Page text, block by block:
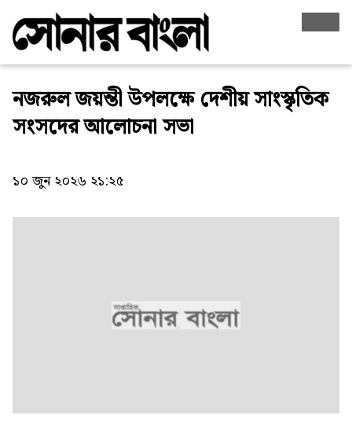
নজরুল জয়ন্তী উপলক্ষে দেশীয় সাংস্কৃতিক
সংসদের আলোচনা সভা
১০ জুন ২০২৬ ২১:২৫